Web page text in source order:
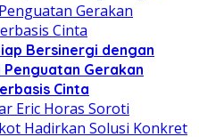
Bersinergi dengan
Gerakan
Cinta